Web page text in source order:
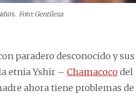
Foto: Gentileza
paradero desconocido y sus
etnia Yshir – Chamacoco del
ahora tiene problemas de